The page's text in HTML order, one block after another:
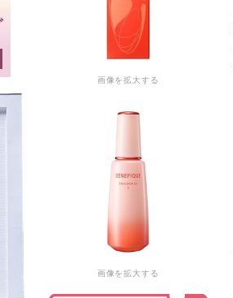
画像を拡大する
画像を拡大する